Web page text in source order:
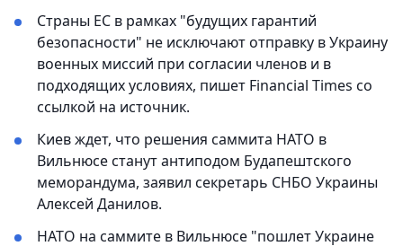
Страны ЕС в рамках "будущих гарантий
безопасности" не исключают отправку в Украину
военных миссий при согласии членов и в
подходящих условиях, пишет Financial Times со
ссылкой на источник.
Киев ждет, что решения саммита НАТО в
Вильнюсе станут антиподом Будапештского
меморандума, заявил секретарь СНБО Украины
Алексей Данилов.
НАТО на саммите в Вильнюсе "пошлет Украине